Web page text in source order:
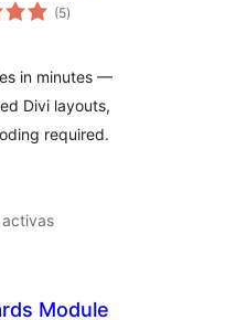
(5valoracións
totais
)
in minutes —
Divi layouts,
required.
Module